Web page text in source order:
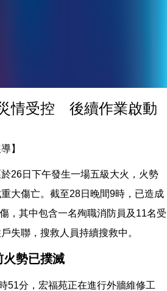
情受控 後續作業啟動
】
26日下午發生一場五級大火，火勢
大傷亡。截至28日晚間9時，已造成
，其中包含一名殉職消防員及11名受
失聯，搜救人員持續搜救中。
勢已撲滅
51分，宏福苑正在進行外牆維修工